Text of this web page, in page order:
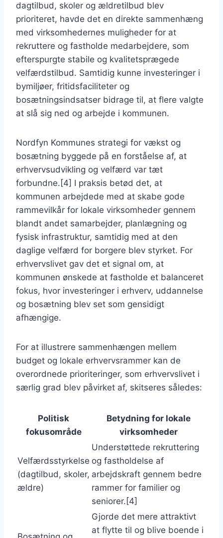
dagtilbud, skoler og ældretilbud blev
prioriteret, havde det en direkte sammenhæng
med virksomhedernes muligheder for at
rekruttere og fastholde medarbejdere, som
efterspurgte stabile og kvalitetsprægede
velfærdstilbud. Samtidig kunne investeringer i
bymiljøer, fritidsfaciliteter og
bosætningsindsatser bidrage til, at flere valgte
at slå sig ned og arbejde i kommunen.
Nordfyn Kommunes strategi for vækst og
bosætning byggede på en forståelse af, at
erhvervsudvikling og velfærd var tæt
forbundne.[4] I praksis betød det, at
kommunen arbejdede med at skabe gode
rammevilkår for lokale virksomheder gennem
blandt andet samarbejder, planlægning og
fysisk infrastruktur, samtidig med at den
daglige velfærd for borgere blev styrket. For
erhvervslivet gav det et signal om, at
kommunen ønskede at fastholde et balanceret
fokus, hvor investeringer i erhverv, uddannelse
og bosætning blev set som gensidigt
afhængige.
For at illustrere sammenhængen mellem
budget og lokale erhvervsrammer kan de
overordnede prioriteringer, som erhvervslivet i
særlig grad blev påvirket af, skitseres således:
Politisk
fokusområde
Betydning for lokale
virksomheder
Velfærdsstyrkelse
(dagtilbud, skoler,
ældre)
Understøttede rekruttering
og fastholdelse af
arbejdskraft gennem bedre
rammer for familier og
seniorer.[4]
Gjorde det mere attraktivt
at flytte til og blive boende i